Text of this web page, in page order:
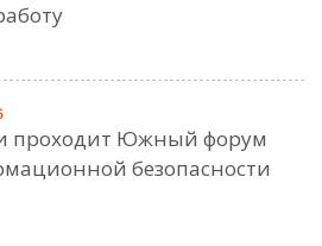
проходит Южный форум
безопасности